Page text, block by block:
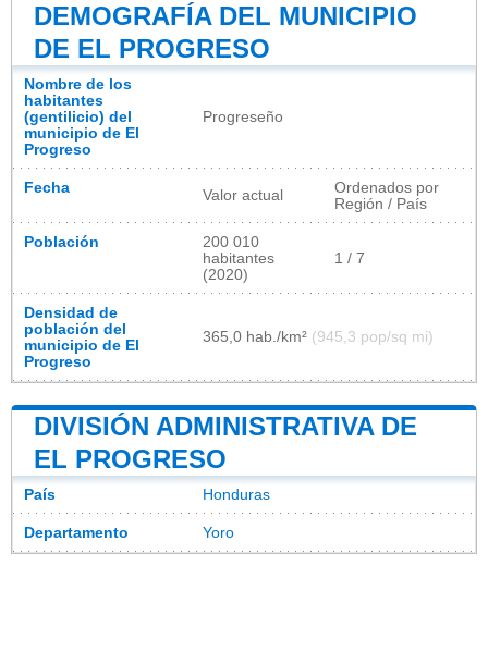
DEMOGRAFÍA DEL MUNICIPIO
DE EL PROGRESO
Nombre de los
habitantes
(gentilicio) del
municipio de El
Progreso
Progreseño
Fecha Valor actual
Ordenados por
Región / País
Población
200 010
habitantes
(2020)
1 / 7
Densidad de
población del
municipio de El
Progreso
365,0 hab./km² (945,3 pop/sq mi)
DIVISIÓN ADMINISTRATIVA DE
EL PROGRESO
País Honduras
Departamento Yoro